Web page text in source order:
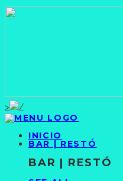
>
INICIO
BAR | RESTÓ
BAR | RESTÓ